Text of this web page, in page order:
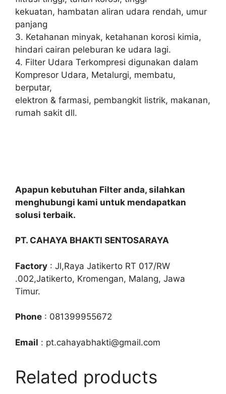
kekuatan, hambatan aliran udara rendah, umur
panjang
3. Ketahanan minyak, ketahanan korosi kimia,
hindari cairan peleburan ke udara lagi.
4. Filter Udara Terkompresi digunakan dalam
Kompresor Udara, Metalurgi, membatu,
berputar,
elektron & farmasi, pembangkit listrik, makanan,
rumah sakit dll.
Apapun kebutuhan Filter anda, silahkan
menghubungi kami untuk mendapatkan
solusi terbaik.
PT. CAHAYA BHAKTI SENTOSARAYA
Factory : Jl,Raya Jatikerto RT 017/RW
.002,Jatikerto, Kromengan, Malang, Jawa
Timur.
Phone : 081399955672
Email : pt.cahayabhakti@gmail.com
Related products